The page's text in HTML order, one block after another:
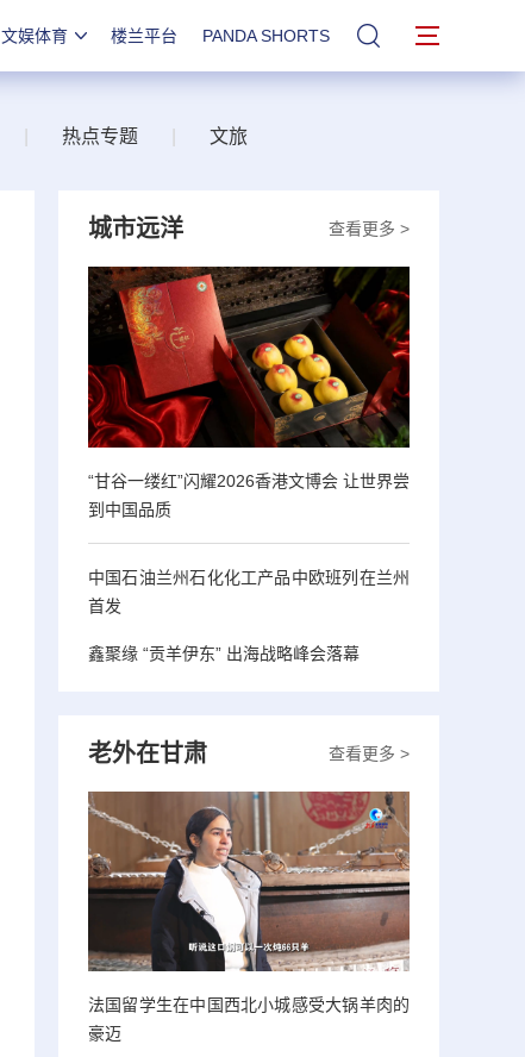
文娱体育 楼兰平台 PANDA SHORTS 站内搜索
热点专题 文旅
查看更多 >
城市远洋
“甘谷一缕红”闪耀2026香港文博会 让世界尝
到中国品质
中国石油兰州石化化工产品中欧班列在兰州
首发
鑫聚缘 “贡羊伊东” 出海战略峰会落幕
查看更多 >
老外在甘肃
法国留学生在中国西北小城感受大锅羊肉的
豪迈